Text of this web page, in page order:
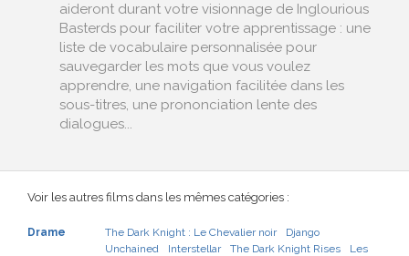
aideront durant votre visionnage de Inglourious
Basterds pour faciliter votre apprentissage : une
liste de vocabulaire personnalisée pour
sauvegarder les mots que vous voulez
apprendre, une navigation facilitée dans les
sous-titres, une prononciation lente des
dialogues...
Voir les autres films dans les mêmes catégories :
Drame The Dark Knight : Le Chevalier noir
Django
Unchained
Interstellar The Dark Knight Rises
Les